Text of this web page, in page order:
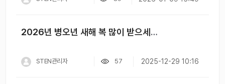
2026년 병오년 새해 복 많이 받으세요!
STEN관리자 57 2025-12-29 10:16